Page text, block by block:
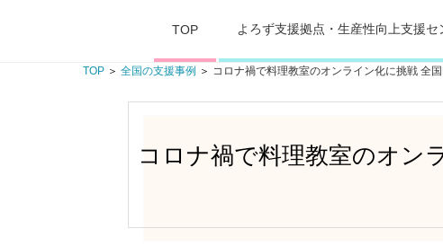
TOP よろず支援拠点・生産性向上支援セ
TOP ＞ 全国の支援事例 ＞ コロナ禍で料理教室のオンライン化に挑戦 全
コロナ禍で料理教室のオン